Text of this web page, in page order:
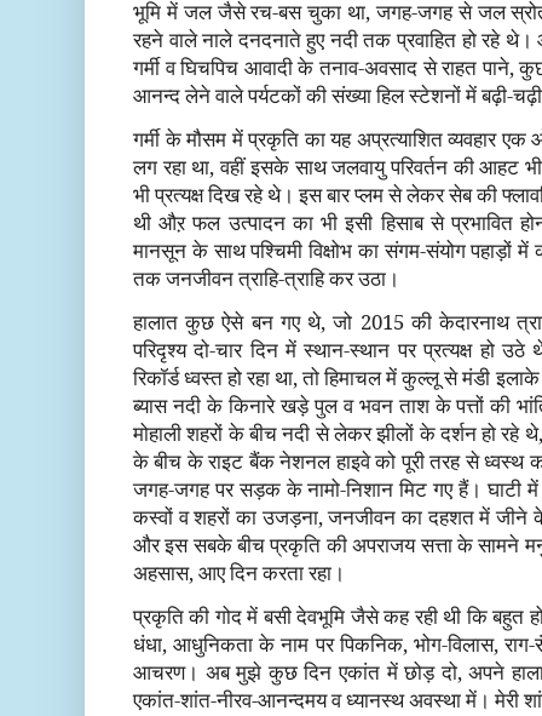
भूमि में जल जैसे रच-बस चुका था, जगह-जगह से जल
रहने वाले नाले दनदनाते हुए नदी तक प्रवाहित हो रहे थे।
गर्मी व घिचपिच आवादी के तनाव-अवसाद से राहत पाने,
आनन्द लेने वाले पर्यटकों की संख्या हिल स्टेशनों में बढ़ी-
गर्मी के मौसम में प्रकृति का यह अप्रत्याशित व्यवहार एक
लग रहा था, वहीं इसके साथ जलवायु परिवर्तन की आहट
भी प्रत्यक्ष दिख रहे थे। इस बार प्लम से लेकर सेब की
थी औऱ फल उत्पादन का भी इसी हिसाब से
मानसून के साथ पश्चिमी विक्षोभ का संगम-संयोग पहाड़ों
तक जनजीवन त्राहि-त्राहि कर उठा।
हालात कुछ ऐसे बन गए थे, जो 2015 की केदारनाथ
परिदृश्य दो-चार दिन में स्थान-स्थान पर प्रत्यक्ष हो उठे
रिकॉर्ड ध्वस्त हो रहा था, तो हिमाचल में कुल्लू से मंडी
ब्यास नदी के किनारे खड़े पुल व भवन ताश के पत्तों की
मोहाली शहरों के बीच नदी से लेकर झीलों के दर्शन हो रहे
के बीच के राइट बैंक नेशनल हाइवे को पूरी तरह से ध्वस्थ
जगह-जगह पर सड़क के नामो-निशान मिट गए हैं। घाटी में
कस्वों व शहरों का उजड़ना, जनजीवन का दहशत में जीने के
और इस सबके बीच प्रकृति की अपराजय सत्ता के सामने
अहसास, आए दिन करता रहा।
प्रकृति की गोद में बसी देवभूमि जैसे कह रही थी कि बहुत
धंधा, आधुनिकता के नाम पर पिकनिक, भोग-विलास,
आचरण। अब मुझे कुछ दिन एकांत में छोड़ दो, अपने
एकांत-शांत-नीरव-आनन्दमय व ध्यानस्थ अवस्था में। मेरी